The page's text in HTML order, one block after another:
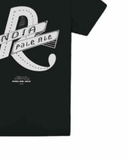
elegir
en
la
página
de
producto